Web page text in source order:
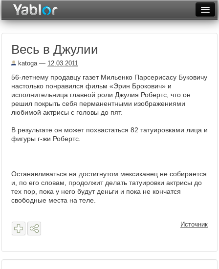
Рейтинги
Архив
Весь в Джулии
katoga— 12.03.2011
56-летнему продавцу газет Мильенко Парсерисасу Буковичу
настолько понравился фильм «Эрин Брокович» и
исполнительница главной роли Джулия Робертс, что он
решил покрыть себя перманентными изображениями
любимой актрисы с головы до пят.
В результате он может похвастаться 82 татуировками лица и
фигуры г-жи Робертс.
Останавливаться на достигнутом мексиканец не собирается
и, по его словам, продолжит делать татуировки актрисы до
тех пор, пока у него будут деньги и пока не кончатся
свободные места на теле.
Источник